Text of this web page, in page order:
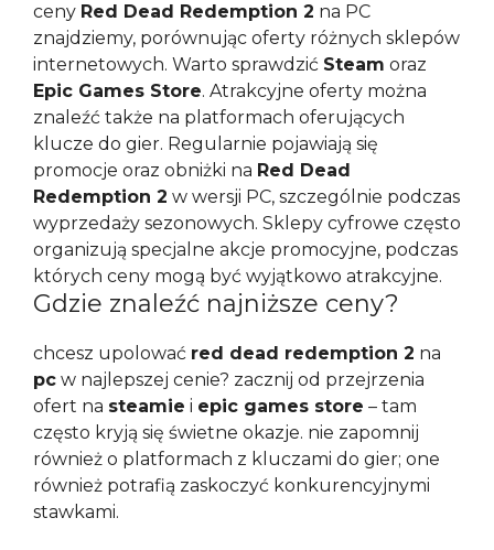
ceny Red Dead Redemption 2 na PC
znajdziemy, porównując oferty różnych sklepów
internetowych. Warto sprawdzić Steam oraz
Epic Games Store. Atrakcyjne oferty można
znaleźć także na platformach oferujących
klucze do gier. Regularnie pojawiają się
promocje oraz obniżki na Red Dead
Redemption 2 w wersji PC, szczególnie podczas
wyprzedaży sezonowych. Sklepy cyfrowe często
organizują specjalne akcje promocyjne, podczas
których ceny mogą być wyjątkowo atrakcyjne.
Gdzie znaleźć najniższe ceny?
chcesz upolować red dead redemption 2 na
pc w najlepszej cenie? zacznij od przejrzenia
ofert na steamie i epic games store – tam
często kryją się świetne okazje. nie zapomnij
również o platformach z kluczami do gier; one
również potrafią zaskoczyć konkurencyjnymi
stawkami.